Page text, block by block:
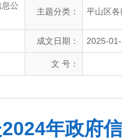
公
主题分类： 平山区
成文日期： 2025-
文 号：
年政府